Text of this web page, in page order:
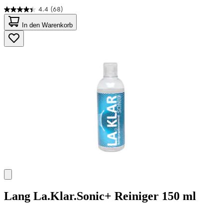
4.4 (68)
4.4
von
5
Sternen.
68
In den Warenkorb
Lang La.Klar.Sonic+ Reiniger 150 ml